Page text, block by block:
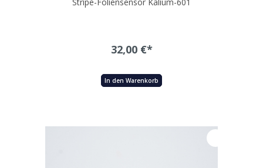
32,00 €*
In den Warenkorb